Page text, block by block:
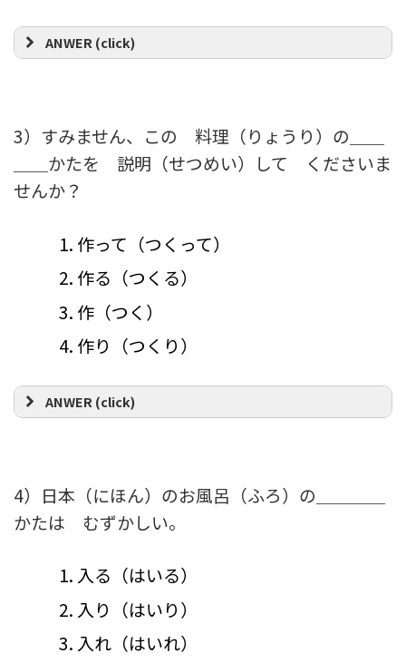
ANWER (click)
3）すみません、この 料理（りょうり）の＿＿
＿＿かたを 説明（せつめい）して くださいま
せんか？
作って（つくって）
作る（つくる）
作（つく）
作り（つくり）
ANWER (click)
4）日本（にほん）のお風呂（ふろ）の＿＿＿＿
かたは むずかしい。
入る（はいる）
入り（はいり）
入れ（はいれ）